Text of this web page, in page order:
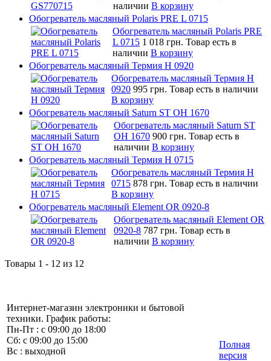
наличии В корзину
Обогреватель масляный Polaris PRE L 0715
Обогреватель масляный Polaris PRE
L 0715 1 018 грн. Товар есть в
наличии В корзину
Обогреватель масляный Термия Н 0920
Обогреватель масляный Термия Н
0920 995 грн. Товар есть в наличии
В корзину
Обогреватель масляный Saturn ST OH 1670
Обогреватель масляный Saturn ST
OH 1670 900 грн. Товар есть в
наличии В корзину
Обогреватель масляный Термия Н 0715
Обогреватель масляный Термия Н
0715 878 грн. Товар есть в наличии
В корзину
Обогреватель масляный Element OR 0920-8
Обогреватель масляный Element OR
0920-8 787 грн. Товар есть в
наличии В корзину
Товары 1 - 12 из 12
Интернет-магазин электроники и бытовой
техники. График работы:
Пн-Пт : с 09:00 до 18:00
Сб: с 09:00 до 15:00
Вс : выходной
Полная
версия